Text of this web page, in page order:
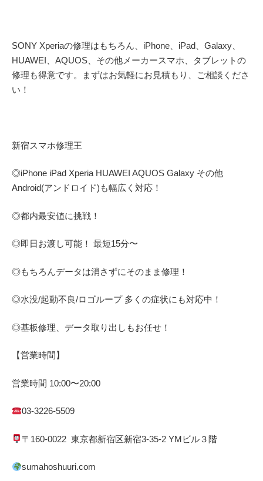
SONY Xperiaの修理はもちろん、iPhone、iPad、Galaxy、
HUAWEI、AQUOS、その他メーカースマホ、タブレットの
修理も得意です。まずはお気軽にお見積もり、ご相談くださ
い！
新宿スマホ修理王
◎iPhone iPad Xperia HUAWEI AQUOS Galaxy その他
Android(アンドロイド) も幅広く対応！
◎都内最安値に挑戦！
◎即日お渡し可能！ 最短15分〜
◎もちろんデータは消さずにそのまま修理！
◎水没/起動不良/ロゴループ 多くの症状にも対応中！
◎基板修理、データ取り出しもお任せ！
【営業時間】
営業時間 10:00〜20:00
03-3226-5509
〒 160-0022 東京都新宿区新宿3-35-2 YMビル３階
sumahoshuuri.com